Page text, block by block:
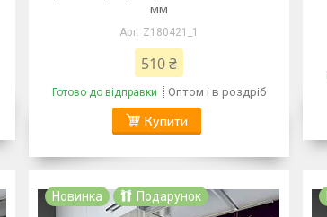
мм
Z180421_1
510 ₴
Готово до відправки Оптом і в роздріб
Купити
Новинка Подарунок